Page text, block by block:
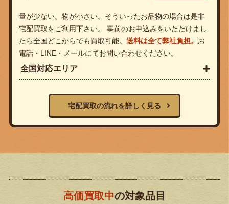
量が少ない。物が小さい。そういったお品物の場合は是非
宅配買取をご利用下さい。 事前のお申込みをいただけまし
たら全国どこからでも買取可能。 送料は全て弊社負担。 お
電話・LINE・メールにてお問い合わせください。
全国対応エリア
宅配買取の流れを詳しく見る
高価買取中の対象品目